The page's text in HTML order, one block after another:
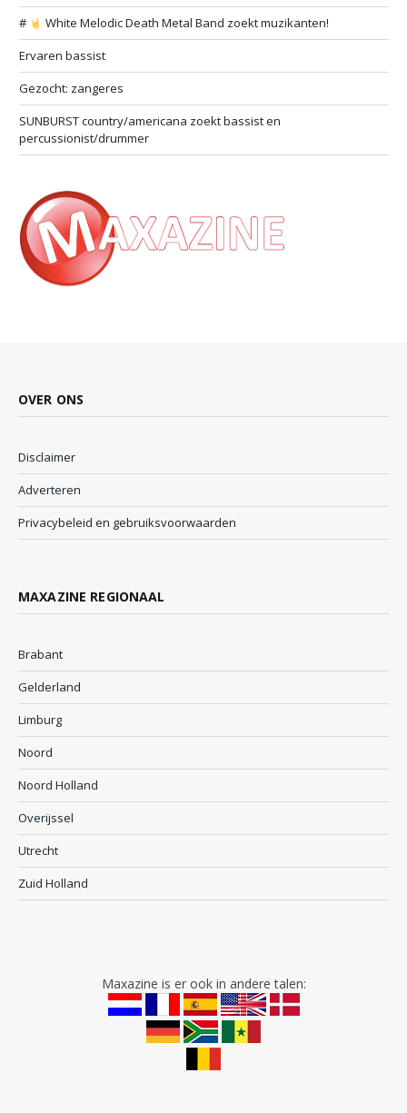
#
White Melodic Death Metal Band zoekt muzikanten!
Ervaren bassist
Gezocht: zangeres
SUNBURST country/americana zoekt bassist en
percussionist/drummer
OVER ONS
Disclaimer
Adverteren
Privacybeleid en gebruiksvoorwaarden
MAXAZINE REGIONAAL
Brabant
Gelderland
Limburg
Noord
Noord Holland
Overijssel
Utrecht
Zuid Holland
Maxazine is er ook in andere talen: